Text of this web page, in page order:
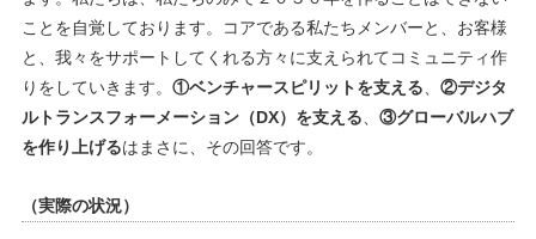
ことを自覚しております。コアである私たちメンバーと、お客様
と、我々をサポートしてくれる方々に支えられてコミュニティ作
りをしていきます。 ①ベンチャースピリットを支える
②デジタ
ルトランスフォーメーション（DX）を支える
③グローバルハブ
を作り上げるはまさに、その回答です。
（実際の状況）